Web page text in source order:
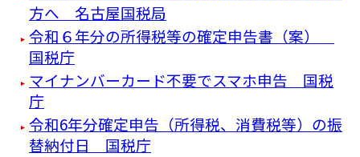
方へ 名古屋国税局
令和６年分の所得税等の確定申告書（案）
国税庁
マイナンバーカード不要でスマホ申告 国税
庁
令和6年分確定申告（所得税、消費税等）の振
替納付日 国税庁